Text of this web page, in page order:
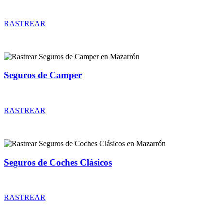
RASTREAR
Seguros de Camper
RASTREAR
Seguros de Coches Clásicos
RASTREAR